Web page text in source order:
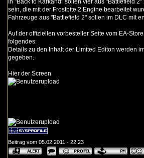
sein, die mit der Frostbite 2 Engine bearbeitet
Fahrzeuge aus "Battlefield 2" sollen im DLC mit
Auf der offiziellen vorbesteller Seite vom EA-
folgendes:
Details zu den Inhalt der Limited Editon werden
gegeben.
Hier der Screen
Beitrag vom 05.02.2011 - 22:23